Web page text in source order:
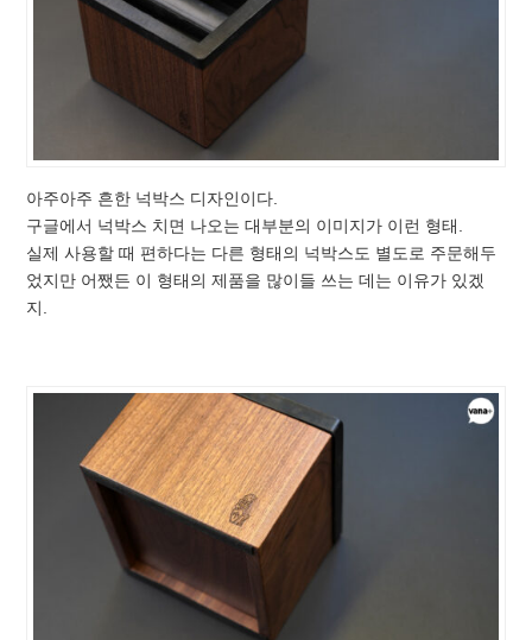
아주아주 흔한 넉박스 디자인이다.
구글에서 넉박스 치면 나오는 대부분의 이미지가 이런 형태.
실제 사용할 때 편하다는 다른 형태의 넉박스도 별도로 주문해두
었지만 어쨌든 이 형태의 제품을 많이들 쓰는 데는 이유가 있겠
지.